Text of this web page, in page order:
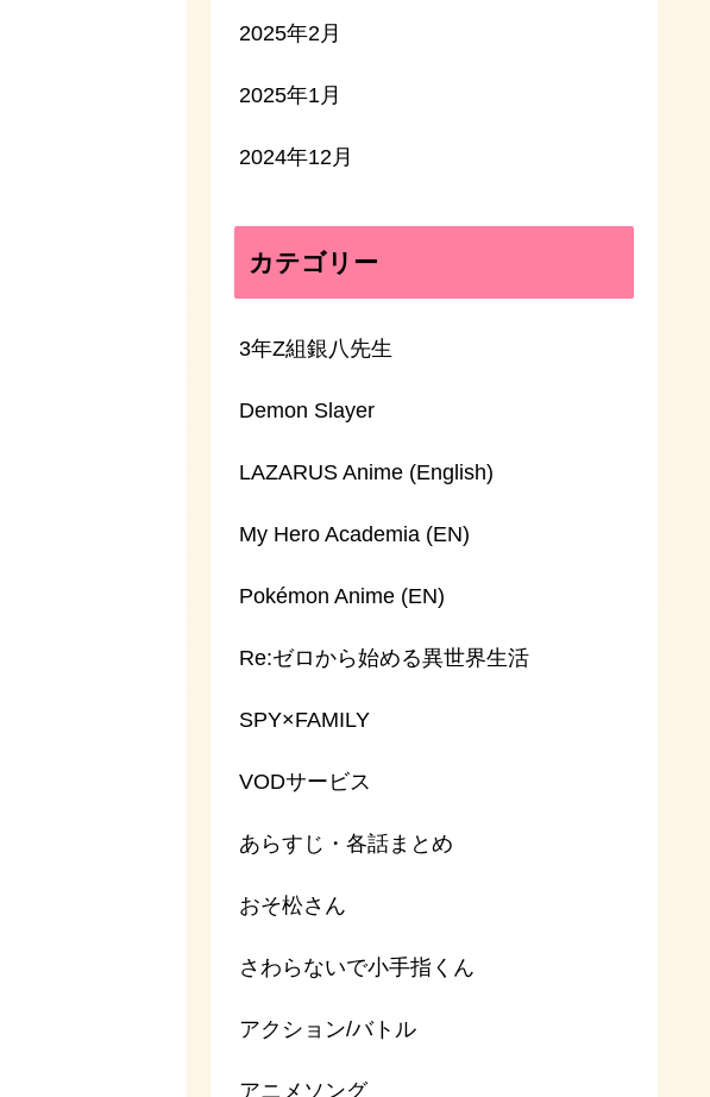
2025年2月
2025年1月
2024年12月
カテゴリー
3年Z組銀八先生
Demon Slayer
LAZARUS Anime (English)
My Hero Academia (EN)
Pokémon Anime (EN)
Re:ゼロから始める異世界生活
SPY×FAMILY
VODサービス
あらすじ・各話まとめ
おそ松さん
さわらないで小手指くん
アクション/バトル
アニメソング